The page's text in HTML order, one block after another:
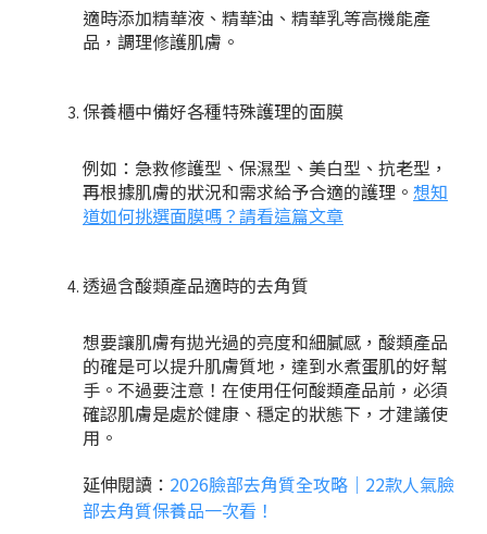
適時添加精華液、精華油、精華乳等高機能產
品，調理修護肌膚。
保養櫃中備好各種特殊護理的面膜
例如：急救修護型、保濕型、美白型、抗老型，
再根據肌膚的狀況和需求給予合適的護理。 想知
道如何挑選面膜嗎？請看這篇文章
透過含酸類產品適時的去角質
想要讓肌膚有拋光過的亮度和細膩感，酸類產品
的確是可以提升肌膚質地，達到水煮蛋肌的好幫
手。不過要注意！在使用任何酸類產品前，必須
確認肌膚是處於健康、穩定的狀態下，才建議使
用。
延伸閱讀： 2026臉部去角質全攻略｜22款人氣臉
部去角質保養品一次看！